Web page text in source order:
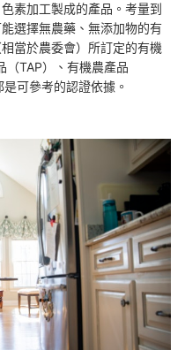
素加工製成的產品。考量到
選擇無農藥、無添加物的有
當於農委會）所訂定的有機
（TAP）、有機農產品
是可參考的認證依據。